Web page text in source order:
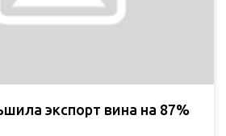
экспорт вина на 87%